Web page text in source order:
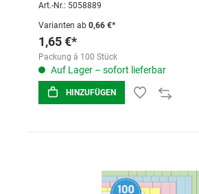
Art.-Nr.: 5058889
Varianten ab 0,66 €*
1,65 €*
Packung á 100 Stück
Auf Lager – sofort lieferbar
HINZUFÜGEN